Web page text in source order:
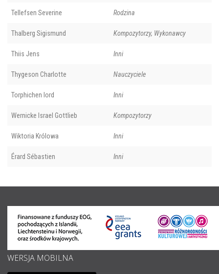
Tellefsen Severine Rodzina
Thalberg Sigismund Kompozytorzy, Wykonawcy
Thiis Jens Inni
Thygeson Charlotte Nauczyciele
Torphichen lord Inni
Wernicke Israel Gottlieb Kompozytorzy
Wiktoria Królowa Inni
Érard Sébastien Inni
WERSJA MOBILNA